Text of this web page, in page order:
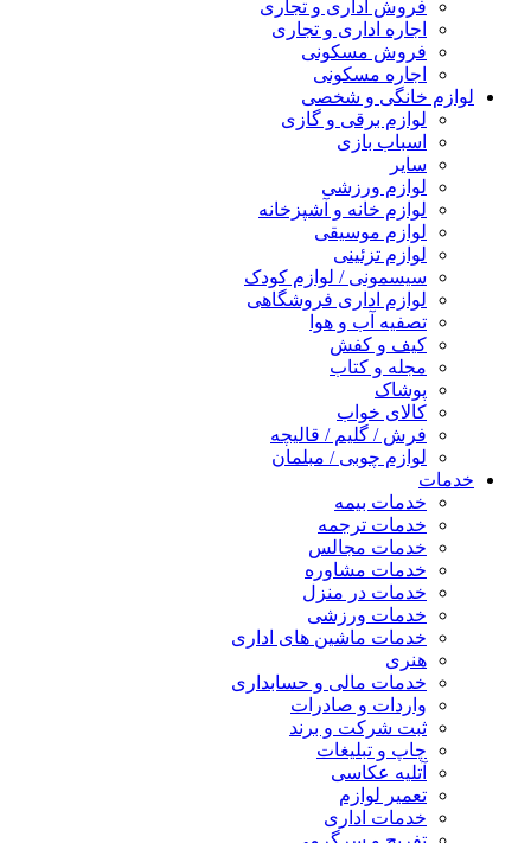
فروش اداری و تجاری
اجاره اداری و تجاری
فروش مسکونی
اجاره مسکونی
لوازم خانگی و شخصی
لوازم برقی و گازی
اسباب بازی
سایر
لوازم ورزشی
لوازم خانه و آشپزخانه
لوازم موسیقی
لوازم تزئینی
سیسمونی / لوازم کودک
لوازم اداری فروشگاهی
تصفیه آب و هوا
کیف و کفش
مجله و کتاب
پوشاک
کالای خواب
فرش / گلیم / قالیچه
لوازم چوبی / مبلمان
خدمات
خدمات بیمه
خدمات ترجمه
خدمات مجالس
خدمات مشاوره
خدمات در منزل
خدمات ورزشی
خدمات ماشین های اداری
هنری
خدمات مالی و حسابداری
واردات و صادرات
ثبت شرکت و برند
چاپ و تبلیغات
آتلیه عکاسی
تعمیر لوازم
خدمات اداری